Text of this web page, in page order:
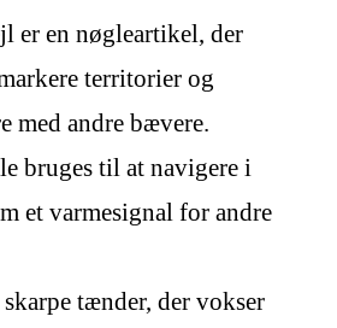
er en nøgleartikel, der
territorier og
med andre bævere.
bruges til at navigere i
et varmesignal for andre
tænder, der vokser